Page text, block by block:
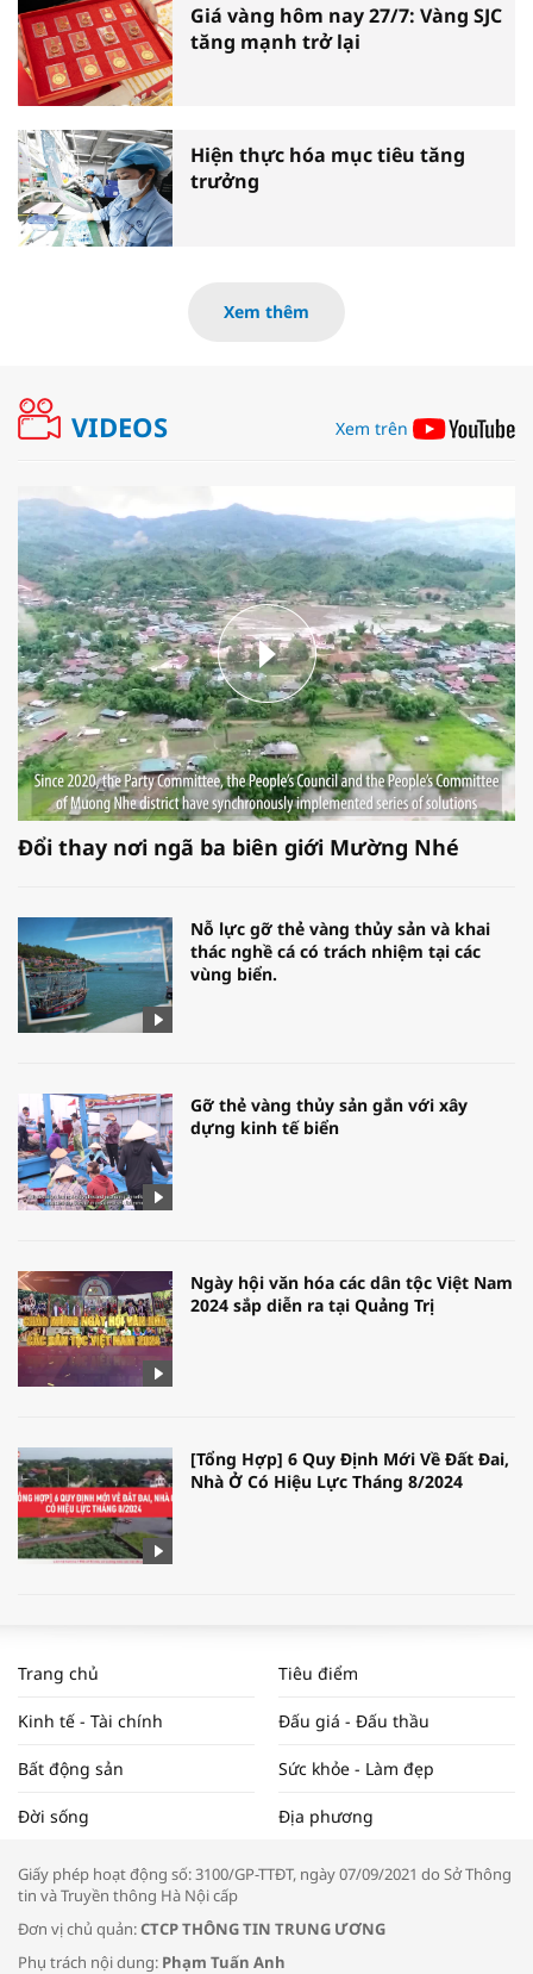
Giá vàng hôm nay 27/7: Vàng SJC
tăng mạnh trở lại
Hiện thực hóa mục tiêu tăng
trưởng
Xem thêm
VIDEOS Xem trên
Đổi thay nơi ngã ba biên giới Mường Nhé
Nỗ lực gỡ thẻ vàng thủy sản và khai
thác nghề cá có trách nhiệm tại các
vùng biển.
Gỡ thẻ vàng thủy sản gắn với xây
dựng kinh tế biển
Ngày hội văn hóa các dân tộc Việt Nam
2024 sắp diễn ra tại Quảng Trị
[Tổng Hợp] 6 Quy Định Mới Về Đất Đai,
Nhà Ở Có Hiệu Lực Tháng 8/2024
NAM NĂM 2024 VÀ NĂM 2025 | NHỊP
ĐẬP THỊ TRƯỜNG #62
Tọa đàm “Xúc tiến thương mại: Khơi
Trang chủ Tiêu điểm
Kinh tế - Tài chính Đấu giá - Đấu thầu
Bất động sản Sức khỏe - Làm đẹp
Đời sống Địa phương
Giấy phép hoạt động số: 3100/GP-TTĐT, ngày 07/09/2021 do Sở Thông
tin và Truyền thông Hà Nội cấp
Đơn vị chủ quản:CTCP THÔNG TIN TRUNG ƯƠNG
Phụ trách nội dung: Phạm Tuấn Anh